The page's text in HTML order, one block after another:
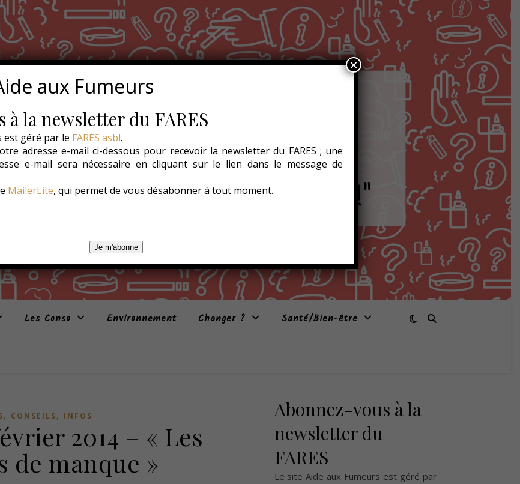
Les Conso Environnement Changer ? Santé/Bien-être
, CONSEILS, INFOS
2014 – « Les
de manque »
Abonnez-vous à la
newsletter du
FARES
Le site Aide aux Fumeurs est géré par
aux Fumeurs
la newsletter du FARES
est géré par le FARES asbl.
adresse e-mail ci-dessous pour recevoir la newsletter du FARES ; une
e-mail sera nécessaire en cliquant sur le lien dans le message de
MailerLite, qui permet de vous désabonner à tout moment.
Je m'abonne
×